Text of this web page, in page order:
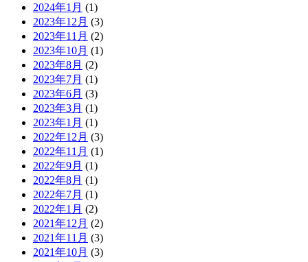
2024年1月 (1)
2023年12月 (3)
2023年11月 (2)
2023年10月 (1)
2023年8月 (2)
2023年7月 (1)
2023年6月 (3)
2023年3月 (1)
2023年1月 (1)
2022年12月 (3)
2022年11月 (1)
2022年9月 (1)
2022年8月 (1)
2022年7月 (1)
2022年1月 (2)
2021年12月 (2)
2021年11月 (3)
2021年10月 (3)